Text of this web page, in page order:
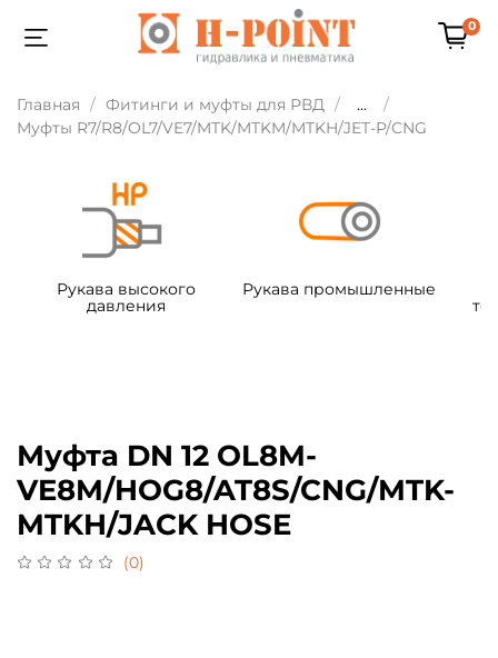
0
Главная Фитинги и муфты для РВД
...
Муфты R7/R8/OL7/VE7/MTK/MTKM/MTKH/JET-P/CNG
Рукава высокого
давления
Рукава промышленные
Муфта DN 12 OL8M-
VE8M/HOG8/AT8S/CNG/MTK-
MTKH/JACK HOSE
(0)